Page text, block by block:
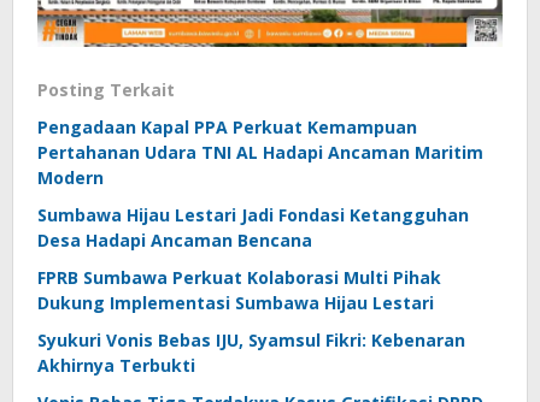
Posting Terkait
Pengadaan Kapal PPA Perkuat Kemampuan
Pertahanan Udara TNI AL Hadapi Ancaman Maritim
Modern
Sumbawa Hijau Lestari Jadi Fondasi Ketangguhan
Desa Hadapi Ancaman Bencana
FPRB Sumbawa Perkuat Kolaborasi Multi Pihak
Dukung Implementasi Sumbawa Hijau Lestari
Syukuri Vonis Bebas IJU, Syamsul Fikri: Kebenaran
Akhirnya Terbukti